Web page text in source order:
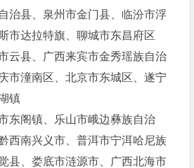
治县、泉州市金门县、临汾市浮
市达拉特旗、聊城市东昌府区
云县、广西来宾市金秀瑶族自治
市潼南区、北京市东城区、遂宁
镇
东阁镇、乐山市峨边彝族自治
西南兴义市、普洱市宁洱哈尼族
县、娄底市涟源市、广西北海市